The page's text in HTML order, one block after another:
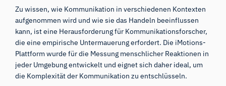
Zu wissen, wie Kommunikation in verschiedenen Kontexten
aufgenommen wird und wie sie das Handeln beeinflussen
kann, ist eine Herausforderung für Kommunikationsforscher,
die eine empirische Untermauerung erfordert. Die iMotions-
Plattform wurde für die Messung menschlicher Reaktionen in
jeder Umgebung entwickelt und eignet sich daher ideal, um
die Komplexität der Kommunikation zu entschlüsseln.